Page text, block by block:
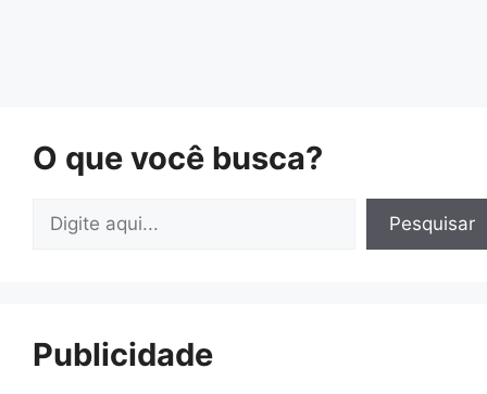
O que você busca?
Pesquisar
Publicidade